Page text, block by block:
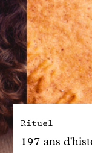
Rituel
197 ans